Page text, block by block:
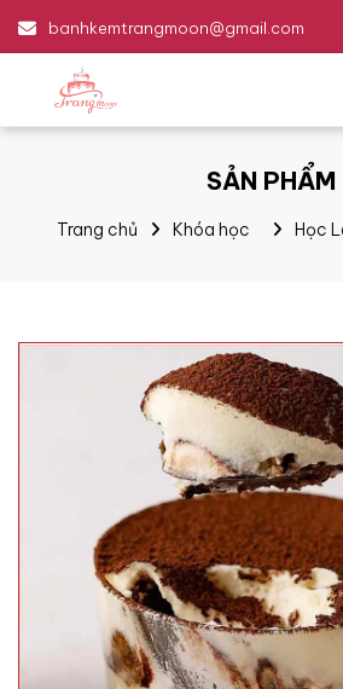
banhkemtrangmoon@gmail.com
SẢN PHẨM
Trang chủ Khóa học Học